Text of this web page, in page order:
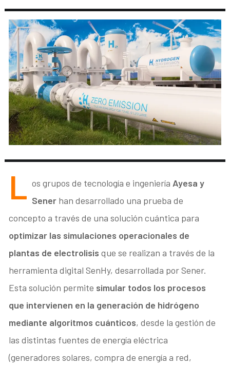
L os grupos de tecnología e ingeniería Ayesa y
Sener han desarrollado una prueba de
concepto a través de una solución cuántica para
optimizar las simulaciones operacionales de
plantas de electrolisis que se realizan a través de la
herramienta digital SenHy, desarrollada por Sener.
Esta solución permite simular todos los procesos
que intervienen en la generación de hidrógeno
mediante algoritmos cuánticos, desde la gestión de
las distintas fuentes de energía eléctrica
(generadores solares, compra de energía a red,